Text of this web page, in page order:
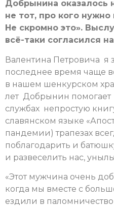
Добрынина оказалось
не тот, про кого нужно
Не скромно это».
всё-таки согласился
Валентина Петровича я
последнее время чаще
в нашем шенкурском
лет Добрынин помогает
службах непростую
славянском языке
пандемии) трапезах
поблагодарить и
и развеселить нас,
«Этот мужчина очень
когда мы вместе с
ездили в